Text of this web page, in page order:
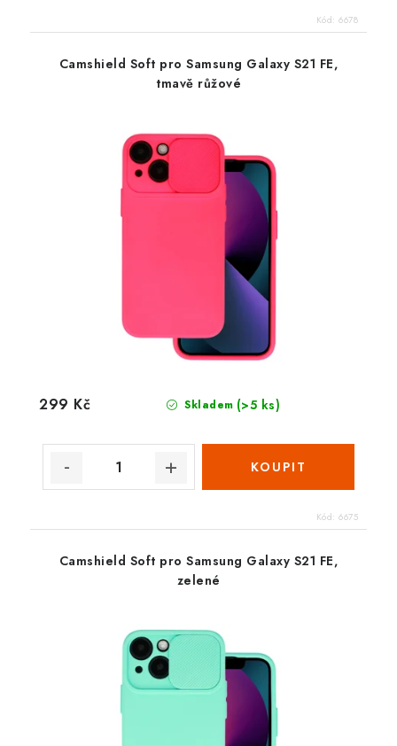
Kód: 6678
Camshield Soft pro Samsung Galaxy S21 FE,
tmavě růžové
Skladem (>5 ks)
299 Kč
Kód: 6675
Camshield Soft pro Samsung Galaxy S21 FE,
zelené